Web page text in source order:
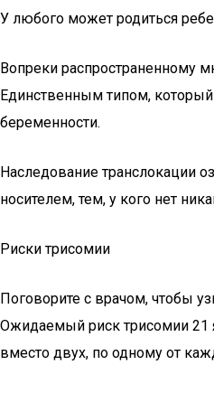
У любого может родиться
Вопреки распространенному
Единственным типом, который
беременности.
Наследование транслокации
носителем, тем, у кого нет
Риски трисомии
Поговорите с врачом, чтобы
Ожидаемый риск трисомии 21
вместо двух, по одному от